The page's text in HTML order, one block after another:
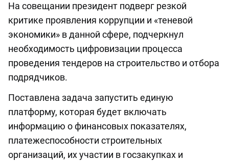
На совещании президент подверг резкой
критике проявления коррупции и «теневой
экономики» в данной сфере, подчеркнул
необходимость цифровизации процесса
проведения тендеров на строительство и отбора
подрядчиков.
Поставлена задача запустить единую
платформу, которая будет включать
информацию о финансовых показателях,
платежеспособности строительных
организаций, их участии в госзакупках и